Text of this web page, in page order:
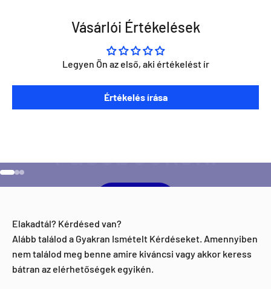
Vásárlói Értékelések
Legyen Ön az első, aki értékelést ír
Értékelés írása
Szeretnéd ha napra kész lennél minden Direct Darts
aktivitással kapcsolatban?
Elakadtál? Kérdésed van?
Alább találod a Gyakran Ismételt Kérdéseket. Amennyiben
nem találod meg benne amire kiváncsi vagy akkor keress
bátran az elérhetőségek egyikén.